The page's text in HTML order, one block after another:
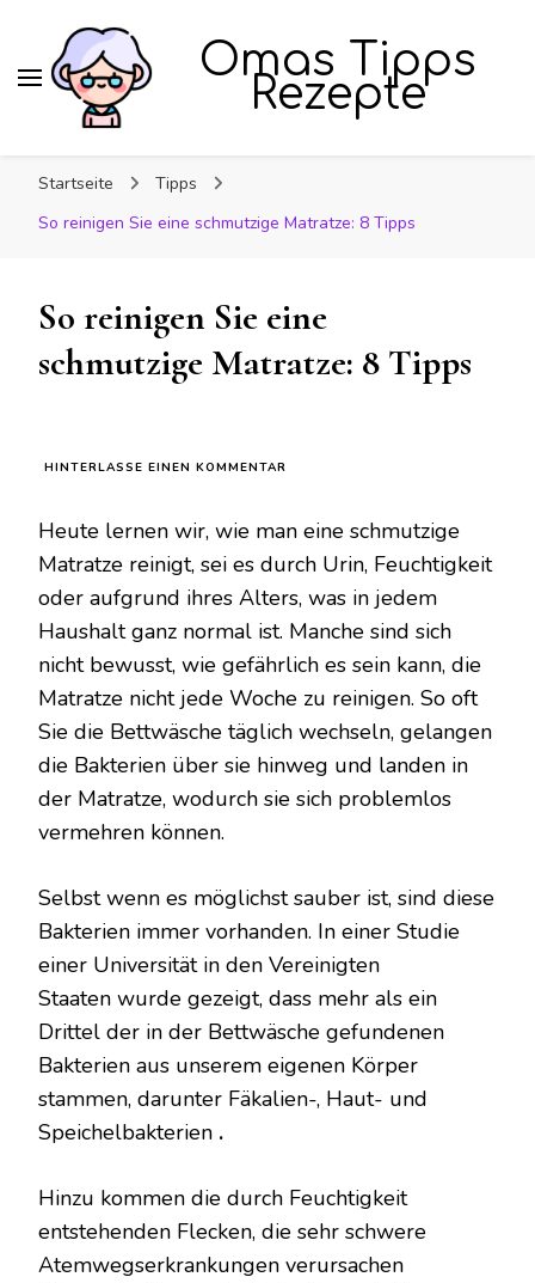
Omas Tipps
Rezepte
Startseite
Tipps
So reinigen Sie eine schmutzige Matratze: 8 Tipps
So reinigen Sie eine
schmutzige Matratze: 8 Tipps
HINTERLASSE EINEN KOMMENTAR
SIE
EINE
SCHMUTZIGE
MATRATZE:
TIPPS
Heute lernen wir, wie man eine schmutzige
Matratze reinigt, sei es durch Urin, Feuchtigkeit
oder aufgrund ihres Alters, was in jedem
Haushalt ganz normal ist. Manche sind sich
nicht bewusst, wie gefährlich es sein kann, die
Matratze nicht jede Woche zu reinigen. So oft
Sie die Bettwäsche täglich wechseln, gelangen
die Bakterien über sie hinweg und landen in
der Matratze, wodurch sie sich problemlos
vermehren können.
Selbst wenn es möglichst sauber ist, sind diese
Bakterien immer vorhanden. In einer Studie
einer Universität in den Vereinigten
Staaten wurde gezeigt, dass mehr als ein
Drittel der in der Bettwäsche gefundenen
Bakterien aus unserem eigenen Körper
stammen, darunter Fäkalien-, Haut- und
Speichelbakterien .
Hinzu kommen die durch Feuchtigkeit
entstehenden Flecken, die sehr schwere
Atemwegserkrankungen verursachen